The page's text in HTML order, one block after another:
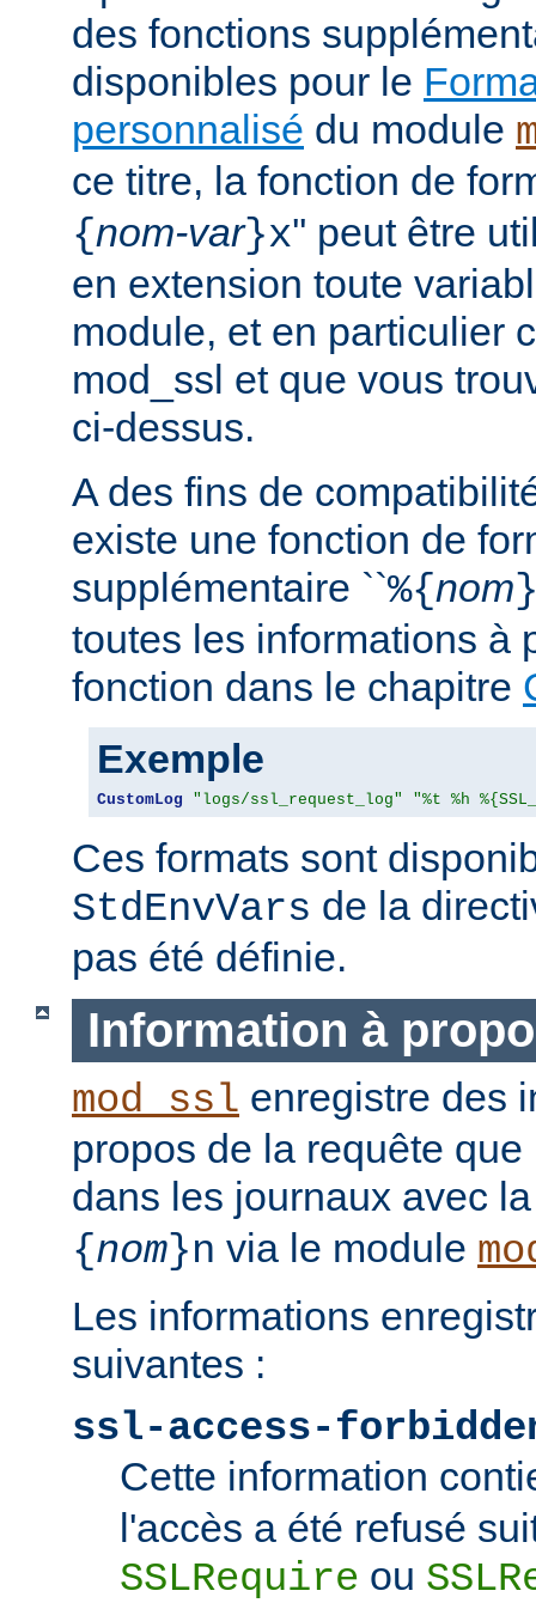
des fonctions
disponibles pour le
personnalisé du module
ce titre, la fonction de
{nom-var}x'' peut être
en extension toute
module, et en particulier
mod_ssl et que vous
ci-dessus.
A des fins de
existe une fonction de
supplémentaire ``%{nom
toutes les informations à
fonction dans le chapitre
Exemple
CustomLog "logs/ssl_request_log" "%t %h
Ces formats sont
StdEnvVars de la
pas été définie.
Information à
mod_ssl enregistre des
propos de la requête
dans les journaux avec
{nom}n via le module
Les informations
suivantes :
ssl-access-
Cette information
l'accès a été refusé
SSLRequire ou